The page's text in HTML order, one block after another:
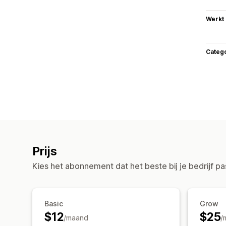
Werkt
Prijs
Kies het abonnement dat het beste bij je bedrijf
Basic
$12/maand
Grow
$25/